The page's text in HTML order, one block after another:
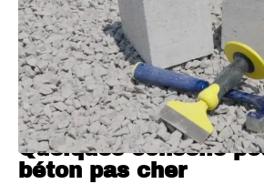
Quelques conseils
béton pas cher